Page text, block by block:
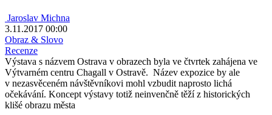
Jaroslav Michna
3.11.2017 00:00
Obraz & Slovo
Recenze
Výstava s názvem Ostrava v obrazech byla ve čtvrtek zahájena ve
Výtvarném centru Chagall v Ostravě. Název expozice by ale
v nezasvěceném návštěvníkovi mohl vzbudit naprosto lichá
očekávání. Koncept výstavy totiž neinvenčně těží z historických
klišé obrazu města